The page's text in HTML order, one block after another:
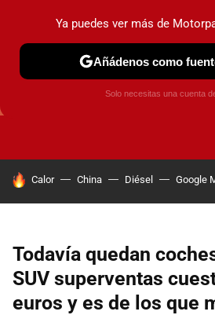
GUÍAS DE COMPRA OFERTAS DE
HOY SE HABLA DE
Calor China Diésel Google
Todavía quedan
SUV superventas
euros y es de los que
Ya puedes ver más de
Añádenos como
Solo necesitas una cuenta